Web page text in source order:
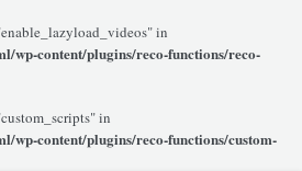
in
wp-content/plugins/reco-functions/reco-
in
wp-content/plugins/reco-functions/custom-